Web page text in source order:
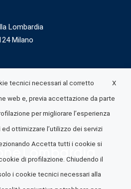
Lombardia
Milano
X
tecnici necessari al corretto
web e, previa accettazione da parte
per migliorare l’esperienza
ottimizzare l’utilizzo dei servizi
Accetta tutti i cookie si
di profilazione. Chiudendo il
i cookie tecnici necessari alla